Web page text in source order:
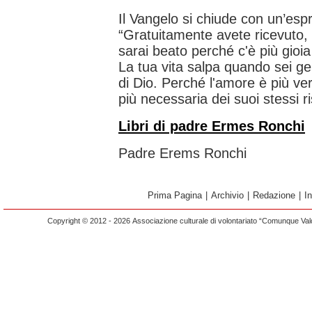
Il Vangelo si chiude con
“Gratuitamente avete
sarai beato perché c'è più
La tua vita salpa quando sei
di Dio. Perché l'amore è più
più necessaria dei suoi stessi
Libri di padre Ermes Ronchi
Padre Erems Ronchi
Prima Pagina Archivio Redazione
Copyright © 2012 - 2026 Associazione culturale di volontariato “Comunque